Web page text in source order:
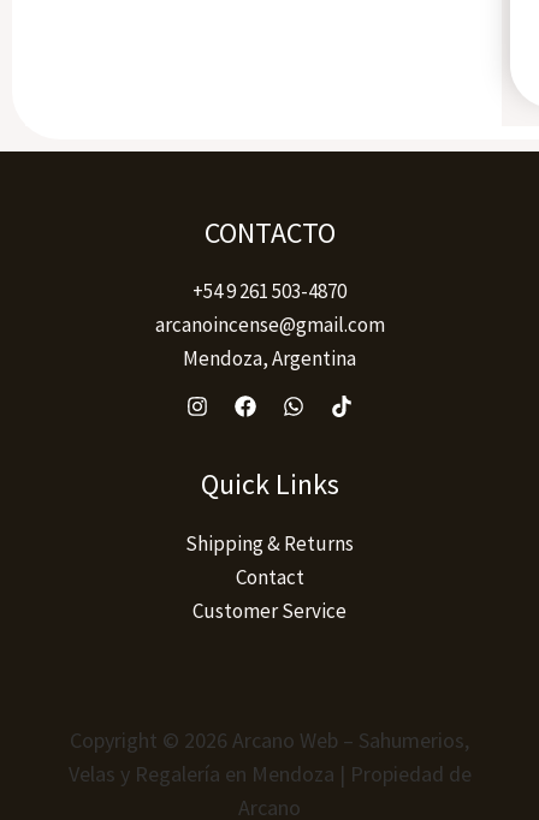
CONTACTO
+54 9 261 503-4870
arcanoincense@gmail.com
Mendoza, Argentina
Quick Links
Shipping & Returns
Contact
Customer Service
Copyright © 2026 Arcano Web – Sahumerios,
Velas y Regalería en Mendoza | Propiedad de
Arcano